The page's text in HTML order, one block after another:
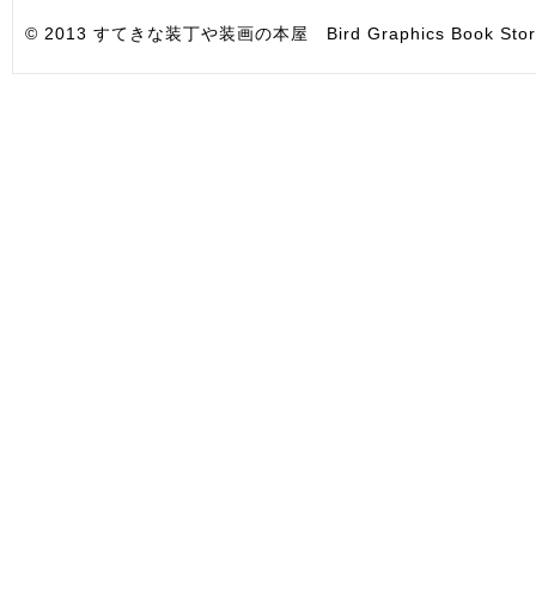
© 2013 すてきな装丁や装画の本屋 Bird Graphics Book